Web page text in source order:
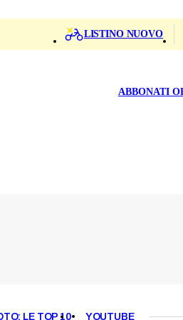
LISTINO NUOVO
ABBONATI
LE TOP 10 YOUTUBE